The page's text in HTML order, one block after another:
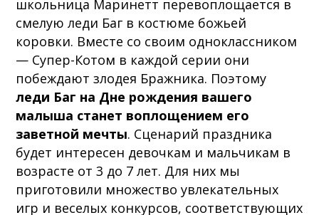
школьница Маринетт перевоплощается в
смелую леди Баг в костюме божьей
коровки. Вместе со своим одноклассником
— Супер-Котом в каждой серии они
побеждают злодея Бражника. Поэтому
леди Баг на Дне рождения вашего
малыша станет воплощением его
заветной мечты. Сценарий праздника
будет интересен девочкам и мальчикам в
возрасте от 3 до 7 лет. Для них мы
приготовили множество увлекательных
игр и веселых конкурсов, соответствующих